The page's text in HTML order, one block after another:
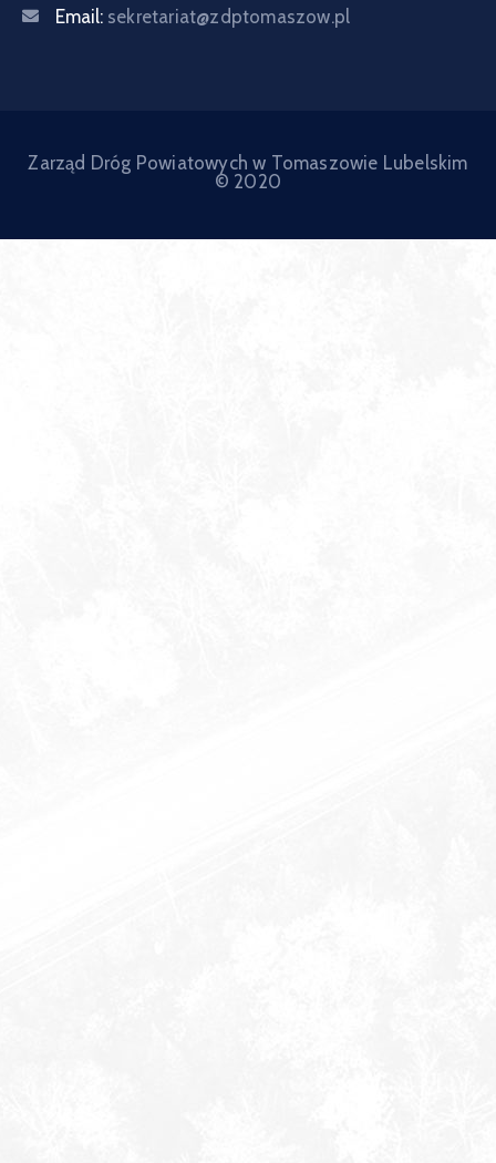
Email: sekretariat@zdptomaszow.pl
Zarząd Dróg Powiatowych w Tomaszowie Lubelskim
© 2020